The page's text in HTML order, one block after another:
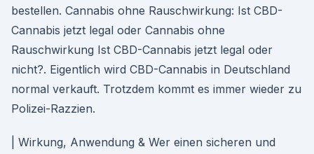
bestellen. Cannabis ohne Rauschwirkung: Ist CBD-
Cannabis jetzt legal oder Cannabis ohne
Rauschwirkung Ist CBD-Cannabis jetzt legal oder
nicht?. Eigentlich wird CBD-Cannabis in Deutschland
normal verkauft. Trotzdem kommt es immer wieder zu
Polizei-Razzien.
| Wirkung, Anwendung & Wer einen sicheren und